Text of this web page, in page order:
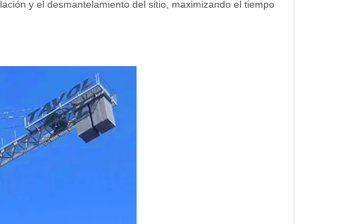
y el desmantelamiento del sitio, maximizando el tiempo